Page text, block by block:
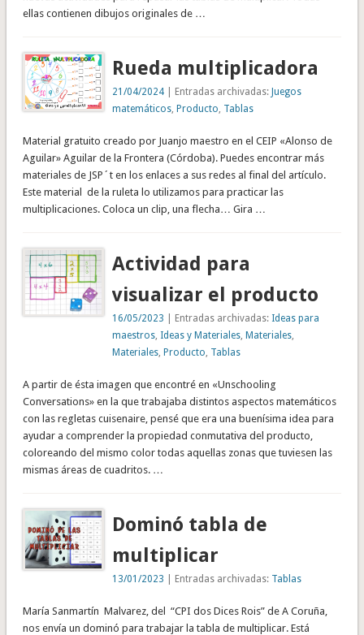
ellas contienen dibujos originales de …
Rueda multiplicadora
21/04/2024 | Entradas archivadas:Juegos
matemáticos ,Producto Tablas
Material gratuito creado por Juanjo maestro en el CEIP «Alonso de
Aguilar» Aguilar de la Frontera (Córdoba). Puedes encontrar más
materiales de JSP´t en los enlaces a sus redes al final del artículo.
Este material de la ruleta lo utilizamos para practicar las
multiplicaciones. Coloca un clip, una flecha… Gira …
Actividad para
visualizar el producto
16/05/2023 | Entradas archivadas: Ideas para
maestros Ideas y Materiales ,Materiales
Materiales ,Producto Tablas
A partir de ésta imagen que encontré en «Unschooling
Conversations» en la que trabajaba distintos aspectos matemáticos
con las regletas cuisenaire, pensé que era una buenísima idea para
ayudar a comprender la propiedad conmutativa del producto,
coloreando del mismo color todas aquellas zonas que tuviesen las
mismas áreas de cuadritos. …
Dominó tabla de
multiplicar
13/01/2023 | Entradas archivadas: Tablas
María Sanmartín Malvarez, del “CPI dos Dices Rois” de A Coruña,
nos envía un dominó para trabajar la tabla de multiplicar. Está